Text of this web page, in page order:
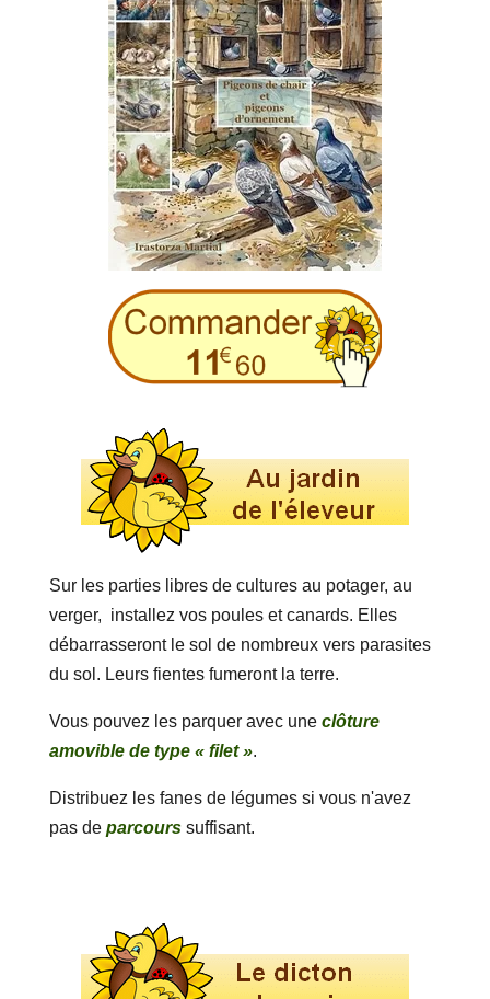
Sur les parties libres de cultures au potager, au
verger, installez vos poules et canards. Elles
débarrasseront le sol de nombreux vers parasites
du sol. Leurs fientes fumeront la terre.
Vous pouvez les parquer avec une clôture
amovible de type « filet ».
Distribuez les fanes de légumes si vous n'avez
pas de parcourssuffisant.